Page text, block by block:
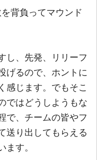
背負ってマウンド
、先発、リリーフ
げるので、ホントに
感じます。でもそこ
ではどうしようもな
で、チームの皆やフ
送り出してもらえる
ます。